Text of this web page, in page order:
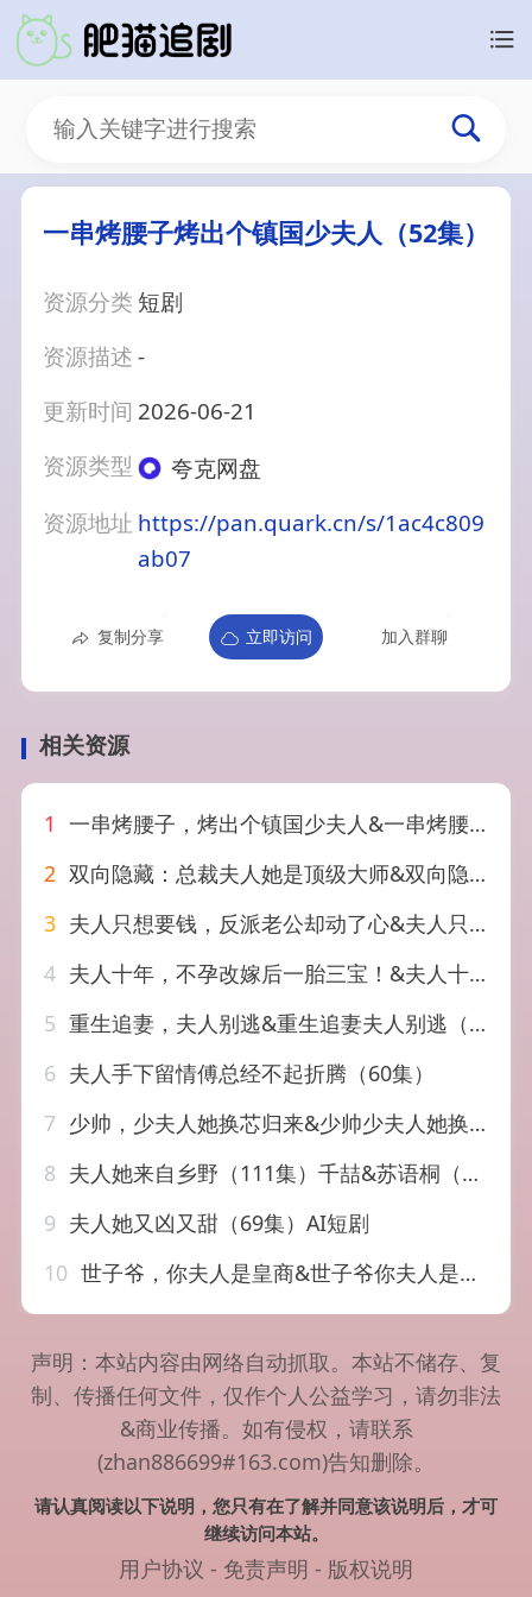
一串烤腰子烤出个镇国少夫人（52集）
资源分类 短剧
资源描述-
更新时间 2026-06-21
资源类型
夸克网盘
资源地址 https://pan.quark.cn/s/1ac4c809
ab07
复制分享 立即访问 加入群聊
相关资源
1 一串烤腰子，烤出个镇国少夫人&一串烤腰子烤出个镇国少夫人（52集）AI短剧
2 双向隐藏：总裁夫人她是顶级大师&双向隐藏总裁夫人她是顶级大师（78集）AI短剧
3 夫人只想要钱，反派老公却动了心&夫人只想要钱反派老公却动了心（88集）AI短剧
4 夫人十年，不孕改嫁后一胎三宝！&夫人十年不孕改嫁后一胎三宝（60集）AI短剧
5 重生追妻，夫人别逃&重生追妻夫人别逃（84集）王楚贤&薛景元
6 夫人手下留情傅总经不起折腾（60集）
7 少帅，少夫人她换芯归来&少帅少夫人她换芯归来（74集）吴彤&陈帅
8 夫人她来自乡野（111集）千喆&苏语桐（1080P）
9 夫人她又凶又甜（69集）AI短剧
10 世子爷，你夫人是皇商&世子爷你夫人是皇商（48集）AI短剧
声明：本站内容由网络自动抓取。本站不储存、复
制、传播任何文件，仅作个人公益学习，请勿非法
&商业传播。如有侵权，请联系
(zhan886699#163.com)告知删除。
请认真阅读以下说明，您只有在了解并同意该说明后，才可
继续访问本站。
用户协议 - 免责声明 - 版权说明